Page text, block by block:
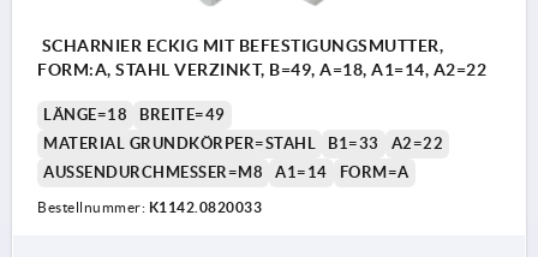
SCHARNIER ECKIG MIT BEFESTIGUNGSMUTTER,
FORM:A, STAHL VERZINKT, B=49, A=18, A1=14, A2=22
LÄNGE=18
BREITE=49
MATERIAL GRUNDKÖRPER=STAHL
B1=33
A2=22
AUSSENDURCHMESSER=M8
A1=14 FORM=A
Bestellnummer: K1142.0820033